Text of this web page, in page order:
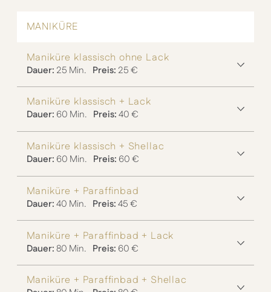
MANIKÜRE
Maniküre klassisch ohne Lack
Dauer: 25 Min. Preis: 25 €
Maniküre klassisch + Lack
Dauer: 60 Min. Preis:40 €
Maniküre klassisch + Shellac
Dauer: 60 Min. Preis: 60 €
Maniküre + Paraffinbad
Dauer:40 Min. Preis:45 €
Maniküre + Paraffinbad + Lack
Dauer:80 Min. Preis: 60 €
Maniküre + Paraffinbad + Shellac